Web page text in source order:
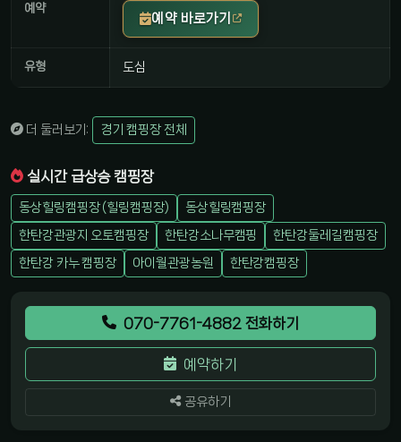
예약
예약 바로가기
유형 도심
더 둘러보기: 경기 캠핑장 전체
실시간 급상승 캠핑장
동상힐링캠핑장 (힐링캠핑장)
동상힐링캠핑장
한탄강관광지 오토캠핑장
한탄강소나무캠핑
한탄강둘레길캠핑장
한탄강 카누 캠핑장
아이월관광농원 한탄강캠핑장
070-7761-4882 전화하기
예약하기
공유하기